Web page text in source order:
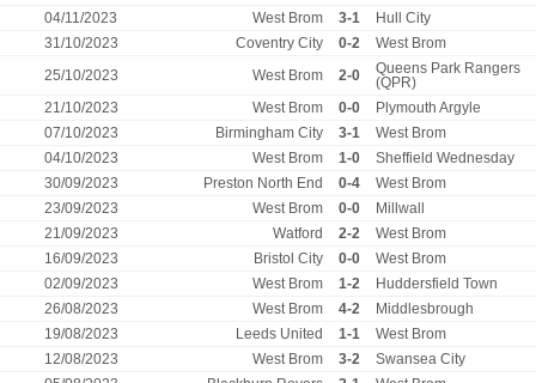
04/11/2023
West Brom 3-1
Hull City
31/10/2023
Coventry City 0-2
West Brom
25/10/2023
West Brom 2-0
Queens Park Rangers
(QPR)
21/10/2023
West Brom 0-0
Plymouth Argyle
07/10/2023
Birmingham City 3-1
West Brom
04/10/2023
West Brom 1-0
Sheffield Wednesday
30/09/2023
Preston North End 0-4
West Brom
23/09/2023
West Brom 0-0
Millwall
21/09/2023
Watford 2-2
West Brom
16/09/2023
Bristol City 0-0
West Brom
02/09/2023
West Brom 1-2
Huddersfield Town
26/08/2023
West Brom 4-2
Middlesbrough
19/08/2023
Leeds United 1-1
West Brom
12/08/2023
West Brom 3-2
Swansea City